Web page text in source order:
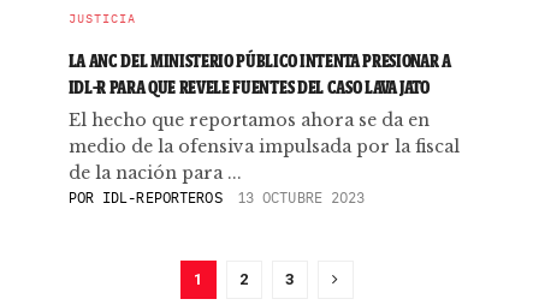
JUSTICIA
LA ANC DEL MINISTERIO PÚBLICO INTENTA PRESIONAR A
IDL-R PARA QUE REVELE FUENTES DEL CASO LAVA JATO
El hecho que reportamos ahora se da en
medio de la ofensiva impulsada por la fiscal
de la nación para ...
POR IDL-REPORTEROS 13 OCTUBRE 2023
1 2 3